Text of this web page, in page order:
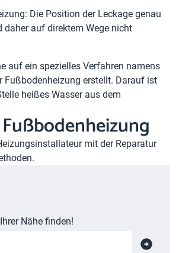
Die Position der Leckage genau
auf direktem Wege nicht
auf ein spezielles Verfahren namens
Fußbodenheizung erstellt. Darauf ist
heißes Wasser aus dem
mit der Reparatur
Nähe finden!